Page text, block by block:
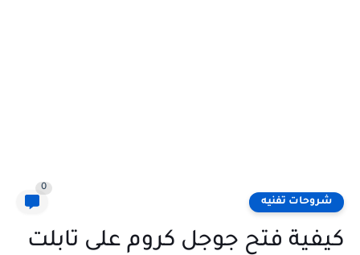
شروحات تفنيه
0
كيفية فتح جوجل كروم على تابلت